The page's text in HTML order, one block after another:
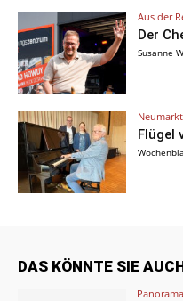
Aus der
Der
Susanne
Neumarkt
Flügel
DAS KÖNNTE SIE
Panorama